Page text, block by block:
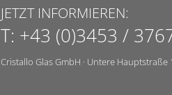
JETZT INFORMIEREN:
T: +43 (0)3453 /
Cristallo Glas GmbH · Untere Hauptstraße